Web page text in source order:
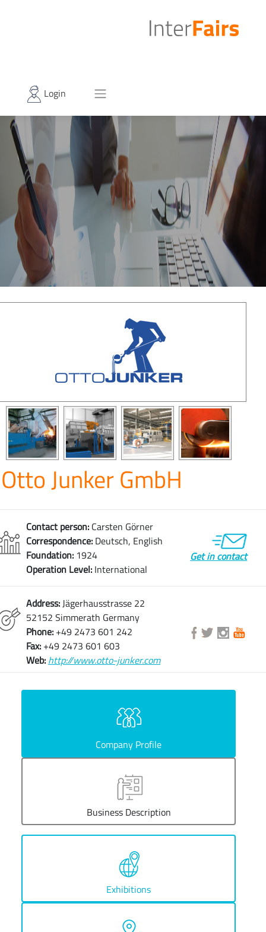
Login
Otto Junker GmbH
Contact person: Carsten Görner
Correspondence: Deutsch, English
Foundation: 1924
Operation Level: International
Get in contact
Address:Jägerhausstrasse 22
52152 Simmerath Germany
Phone: +49 2473 601 242
Fax: +49 2473 601 603
Web: http://www.otto-junker.com
Company Profile
Business Description
Exhibitions